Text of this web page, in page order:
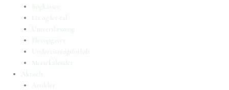
Bogkasser
Lix og let-tal
Universlæsning
Elevopgaver
Undervisningsforløb
Messekalender
Aktuelt
Artikler